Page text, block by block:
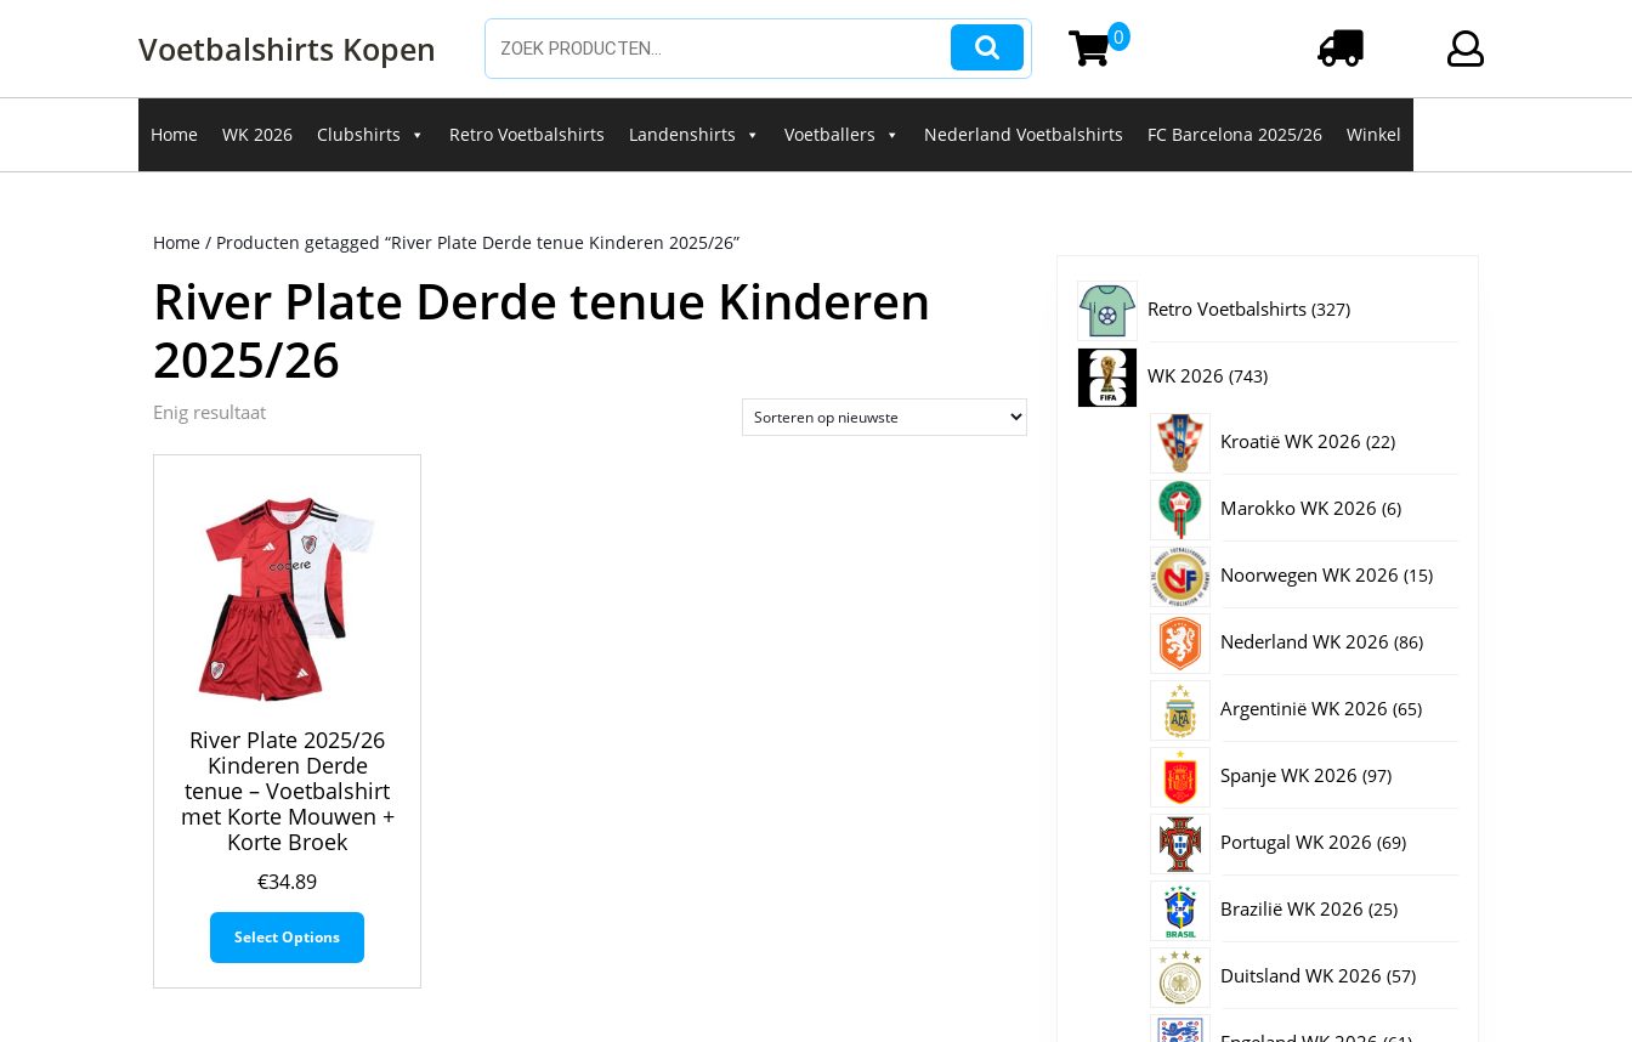
inhoud
Voetbalshirts Kopen Winkelwagen
0
Home WK 2026 Clubshirts Retro Voetbalshirts Landenshirts Voetballers Nederland Voetbalshirts FC Barcelona 2025/26 Winkel
Home / Producten getagged “River Plate Derde tenue Kinderen 2025/26”
River Plate Derde tenue Kinderen
2025/26
Enig resultaat
River Plate 2025/26
Kinderen Derde
tenue – Voetbalshirt
met Korte Mouwen +
Korte Broek
€34.89
Select Options
Dit
Retro Voetbalshirts 327327
WK 2026 743743
Kroatië WK 2026 2222
Marokko WK 2026 66
Noorwegen WK 2026 1515
Nederland WK 2026 8686
Argentinië WK 2026 6565
Spanje WK 2026 9797
Portugal WK 2026 6969
Brazilië WK 2026 2525
Duitsland WK 2026 5757